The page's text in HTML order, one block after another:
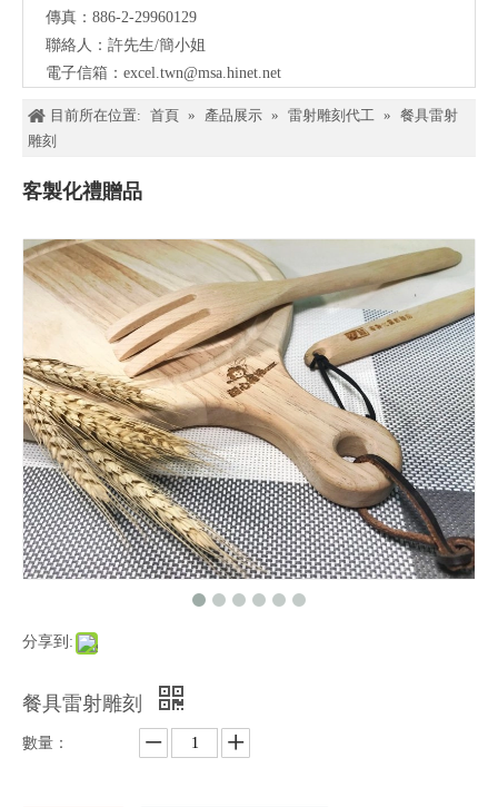
傳真：886-2-29960129
聯絡人：許先生/簡小姐
電子信箱： excel.twn@msa.hinet.net
目前所在位置: 首頁 » 產品展示 » 雷射雕刻代工 » 餐具雷射
雕刻
客製化禮贈品
分享到:
餐具雷射雕刻
數量：